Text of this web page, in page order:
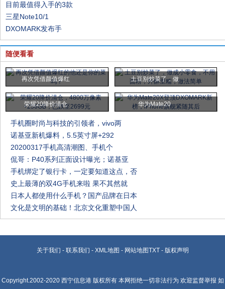
目前最值得入手的3款
三星Note10/1
DXOMARK发布手
随便看看
再次凭借颜值爆红 土豆别炒菜了，做
荣耀20降价清仓 华为Mate20
手机圈时尚与科技的引领者，vivo两
诺基亚新机爆料，5.5英寸屏+292
20200317手机高清潮图、手机个
侃哥：P40系列正面设计曝光；诺基亚
手机绑定了银行卡，一定要知道这点，否
史上最薄的双4G手机来啦 果不其然就
日本人都使用什么手机？国产品牌在日本
文化是文明的基础！北京文化重塑中国人
关于我们 - 联系我们 - XML地图 - 网站地图TXT- 版权声明
Copyright.2002-2020 西宁信息港版权所有 本网拒绝一切非法行为 欢迎监督举报 如